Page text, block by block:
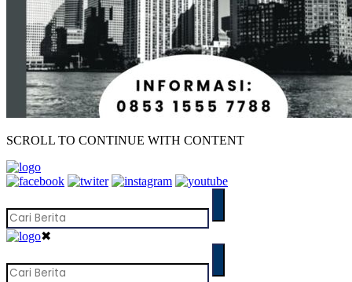
SCROLL TO CONTINUE WITH CONTENT
✖